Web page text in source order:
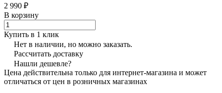
2 990 ₽
В корзину
Купить в 1 клик
Нет в наличии, но можно заказать.
Рассчитать доставку
Нашли дешевле?
Цена действительна только для интернет-магазина и может
отличаться от цен в розничных магазинах